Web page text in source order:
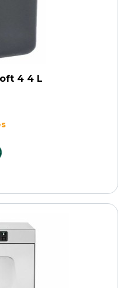
4 4 L